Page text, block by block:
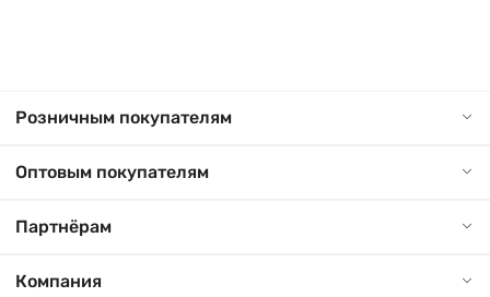
Розничным покупателям
Оптовым покупателям
Партнёрам
Компания